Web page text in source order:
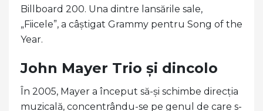
Billboard 200. Una dintre lansările sale,
„Fiicele”, a câștigat Grammy pentru Song of the
Year.
John Mayer Trio și dincolo
În 2005, Mayer a început să-și schimbe direcția
muzicală, concentrându-se pe genul de care s-